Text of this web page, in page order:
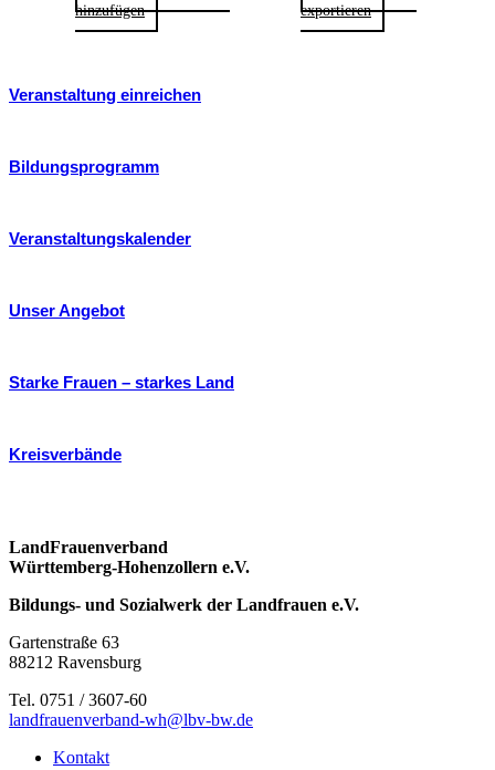
hinzufügen
exportieren
Veranstaltung einreichen
Bildungsprogramm
Veranstaltungskalender
Unser Angebot
Starke Frauen – starkes Land
Kreisverbände
LandFrauenverband
Württemberg-Hohenzollern e.V.
Bildungs- und Sozialwerk der Landfrauen e.V.
Gartenstraße 63
88212 Ravensburg
Tel. 0751 / 3607-60
landfrauenverband-wh@lbv-bw.de
Kontakt